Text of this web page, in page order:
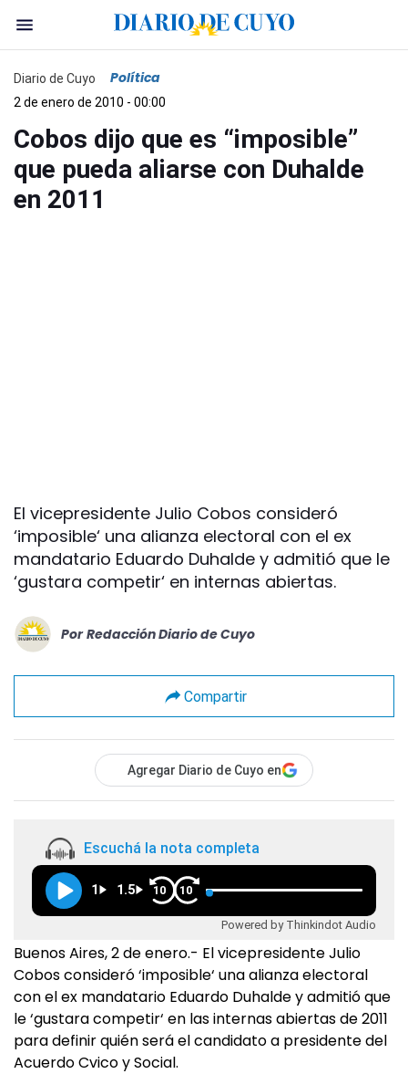
Diario de Cuyo Política
2 de enero de 2010 - 00:00
Cobos dijo que es “imposible”
que pueda aliarse con Duhalde
en 2011
El vicepresidente Julio Cobos consideró
‘imposible‘ una alianza electoral con el ex
mandatario Eduardo Duhalde y admitió que le
‘gustara competir‘ en internas abiertas.
Por Redacción Diario de Cuyo
Compartir
Agregar Diario de Cuyo en
Escuchá la nota completa
1 1.5 10 10
Powered by Thinkindot Audio
Buenos Aires, 2 de enero.- El vicepresidente Julio
Cobos consideró ‘imposible‘ una alianza electoral
con el ex mandatario Eduardo Duhalde y admitió que
le ‘gustara competir‘ en las internas abiertas de 2011
para definir quién será el candidato a presidente del
Acuerdo Cvico y Social.